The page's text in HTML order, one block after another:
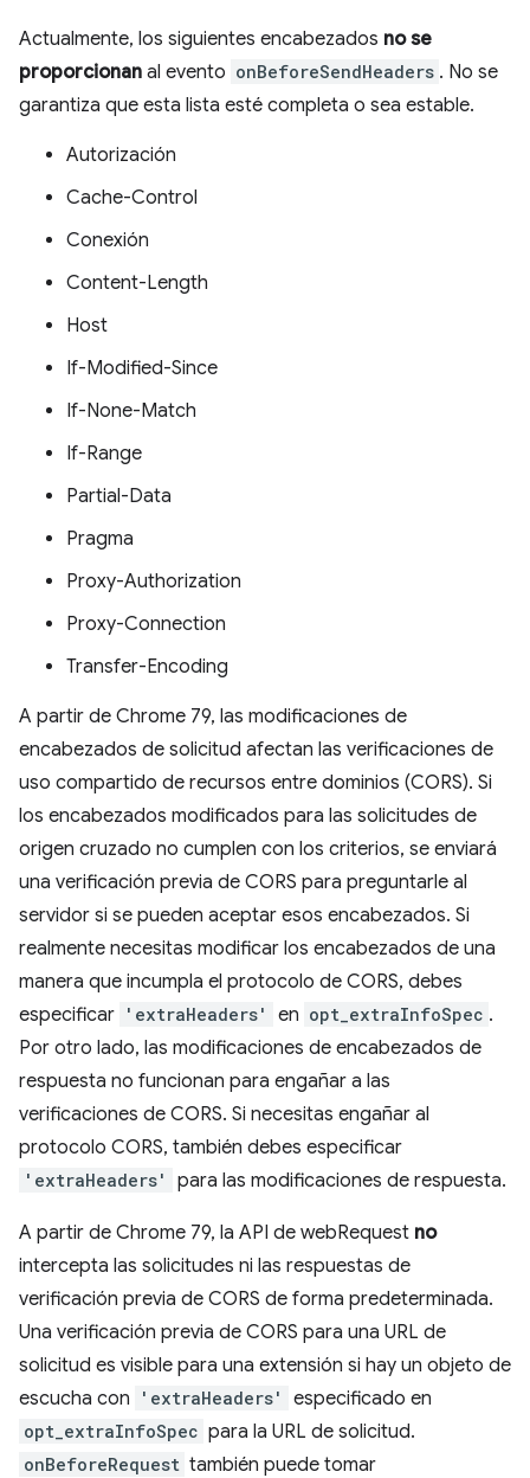
Actualmente, los siguientes encabezados no se
proporcionan al evento onBeforeSendHeaders . No se
garantiza que esta lista esté completa o sea estable.
Autorización
Cache-Control
Conexión
Content-Length
Host
If-Modified-Since
If-None-Match
If-Range
Partial-Data
Pragma
Proxy-Authorization
Proxy-Connection
Transfer-Encoding
A partir de Chrome 79, las modificaciones de
encabezados de solicitud afectan las verificaciones de
uso compartido de recursos entre dominios (CORS). Si
los encabezados modificados para las solicitudes de
origen cruzado no cumplen con los criterios, se enviará
una verificación previa de CORS para preguntarle al
servidor si se pueden aceptar esos encabezados. Si
realmente necesitas modificar los encabezados de una
manera que incumpla el protocolo de CORS, debes
especificar 'extraHeaders' en opt_extraInfoSpec .
Por otro lado, las modificaciones de encabezados de
respuesta no funcionan para engañar a las
verificaciones de CORS. Si necesitas engañar al
protocolo CORS, también debes especificar
'extraHeaders' para las modificaciones de respuesta.
A partir de Chrome 79, la API de webRequest no
intercepta las solicitudes ni las respuestas de
verificación previa de CORS de forma predeterminada.
Una verificación previa de CORS para una URL de
solicitud es visible para una extensión si hay un objeto de
escucha con
'extraHeaders' especificado en
opt_extraInfoSpec para la URL de solicitud.
onBeforeRequest también puede tomar